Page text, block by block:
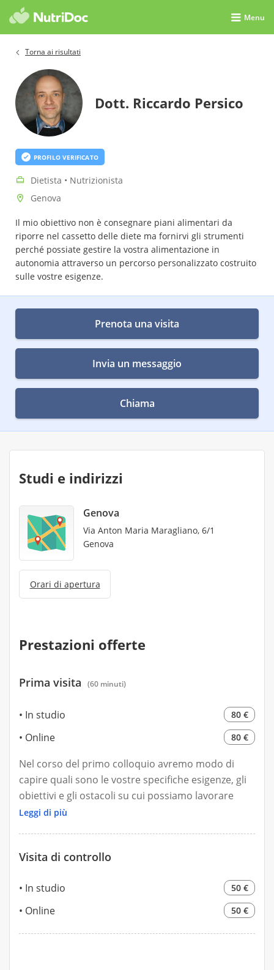
Menu
Torna ai risultati
Dott. Riccardo Persico
PROFILO VERIFICATO
Dietista • Nutrizionista
Genova
Il mio obiettivo non è consegnare piani alimentari da
riporre nel cassetto delle diete ma fornirvi gli strumenti
perché possiate gestire la vostra alimentazione in
autonomia attraverso un percorso personalizzato costruito
sulle vostre esigenze.
Prenota una visita
Invia un messaggio
Chiama
Studi e indirizzi
Genova
Via Anton Maria Maragliano, 6/1
Genova
Orari di apertura
Prestazioni offerte
Prima visita (60 minuti)
In studio 80 €
Online 80 €
Nel corso del primo colloquio avremo modo di
capire quali sono le vostre specifiche esigenze, gli
obiettivi e gli ostacoli su cui possiamo lavorare
insieme. Consiste in un'approfondita anamnesi
un'educazione alimentare mirata alle vostre
Leggi di più
Visita di controllo
In studio 50 €
Online 50 €